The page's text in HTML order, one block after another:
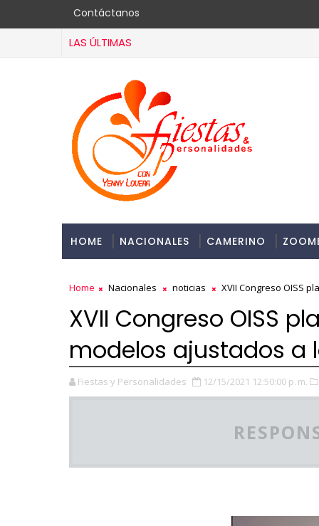
Contáctanos
LAS ÚLTIMAS
HOME NACIONALES CAMERINO
Home Nacionales noticias XVII Congreso OISS
XVII Congreso OISS
modelos ajustados a
Fiestas y Personalidades 12/15/2021 12:50:00 p. m.